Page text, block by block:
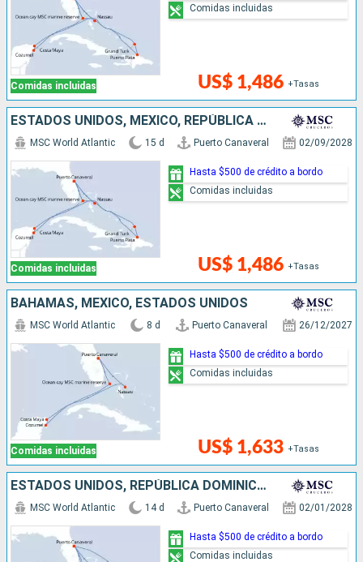
Comidas incluidas US$ 1,486 +Tasas
Comidas incluidas
ESTADOS UNIDOS, MÉXICO, REPÚBLICA DOMINICANA, BAHAMAS
Comidas incluidas
MSC World Atlantic 15 d Puerto Canaveral 02/09/2028
US$ 1,486 +Tasas
Hasta $500 de crédito a bordo
Comidas incluidas
BAHAMAS, MÉXICO, ESTADOS UNIDOS
Comidas incluidas
MSC World Atlantic 8 d Puerto Canaveral 26/12/2027
US$ 1,633 +Tasas
Hasta $500 de crédito a bordo
Comidas incluidas
ESTADOS UNIDOS, REPÚBLICA DOMINICANA, BAHAMAS, MÉXICO
MSC World Atlantic 14 d Puerto Canaveral 02/01/2028
Hasta $500 de crédito a bordo
Comidas incluidas